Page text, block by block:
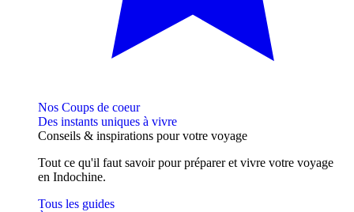
Nos Coups de coeur
Des instants uniques à vivre
Conseils & inspirations pour votre voyage
Tout ce qu'il faut savoir pour préparer et vivre votre voyage
en Indochine.
Tous les guides